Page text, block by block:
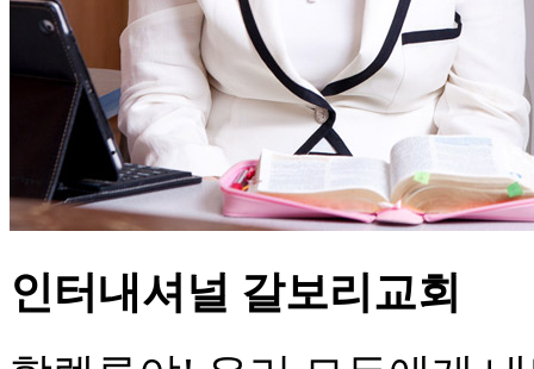
인터내셔널 갈보리교회